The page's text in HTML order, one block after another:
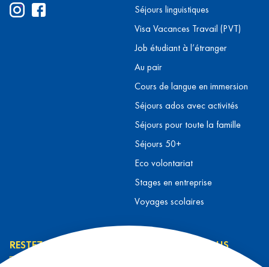
Séjours linguistiques
Visa Vacances Travail (PVT)
Job étudiant à l’étranger
Au pair
Cours de langue en immersion
Séjours ados avec activités
Séjours pour toute la famille
Séjours 50+
Eco volontariat
Stages en entreprise
Voyages scolaires
RESTEZ INFORMÉ CONTACTEZ-NOUS